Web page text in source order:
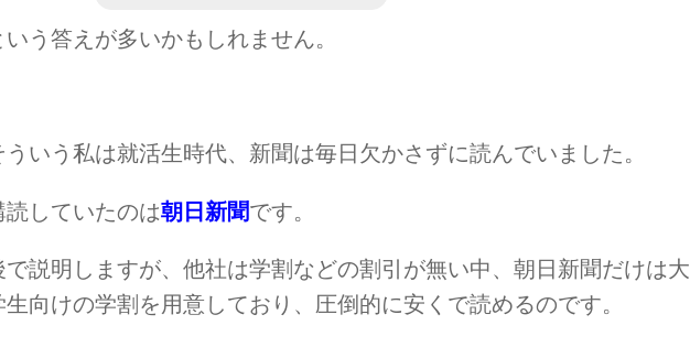
いう答えが多いかもしれません。
ういう私は就活生時代、新聞は毎日欠かさずに読んでいました。
読していたのは朝日新聞です。
で説明しますが、他社は学割などの割引が無い中、朝日新聞だけは大
生向けの学割を用意しており、圧倒的に安くで読めるのです。